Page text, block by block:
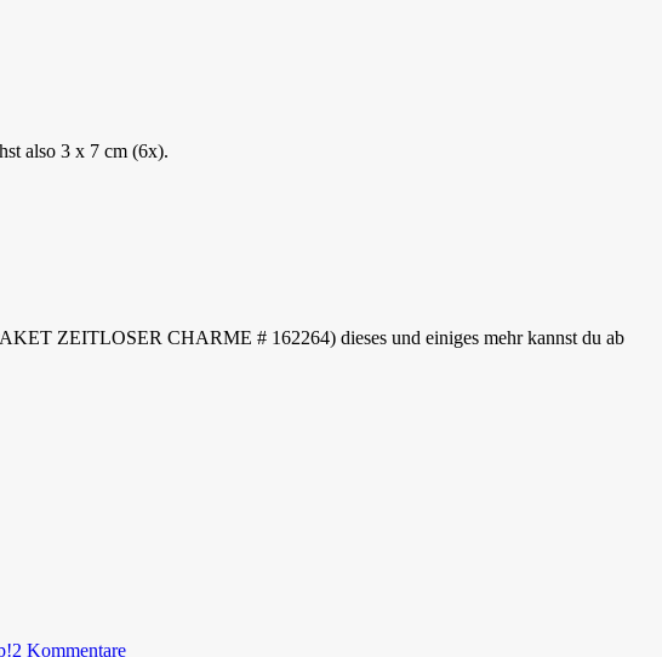
also 3 x 7 cm (6x).
ZEITLOSER CHARME # 162264) dieses und einiges mehr kannst du ab
2 Kommentare